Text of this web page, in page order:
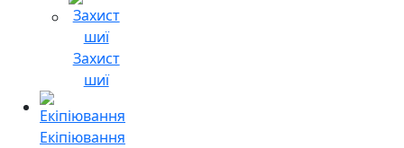
Захист
шиї
Екіпіювання